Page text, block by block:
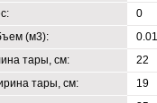
0
(м3):
тары, см:
22
тары, см:
19